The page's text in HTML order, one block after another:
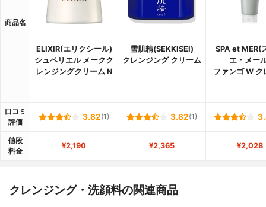
商品名
ELIXIR(エリクシール)
シュペリエル メークク
レンジングクリーム N
雪肌精(SEKKISEI)
クレンジング クリーム
SPA et MER(
エ・メー
ファンゴ W ク
口コミ
評価
3.82(1) 3.82(1)
値段
料金
¥2,190 ¥2,365 ¥2,028
クレンジング・洗顔料の関連商品